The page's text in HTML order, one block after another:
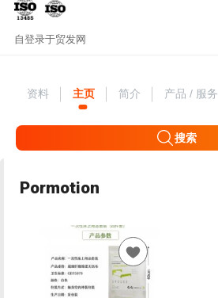
自登录于贸发网
资料 主页 简介 产品 / 服务
搜索
Pormotion